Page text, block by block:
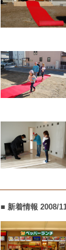
■ 新着情報 2008/